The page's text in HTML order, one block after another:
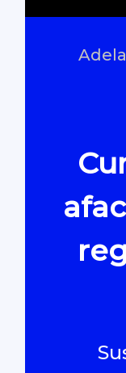
Documentare
Oamenii Legii
#Verificat
#PeScurt din